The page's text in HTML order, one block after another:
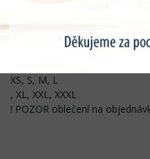
Strečové manžety
XS, S, M, L
, XL, XXL, XXXL
! POZOR oblečení na